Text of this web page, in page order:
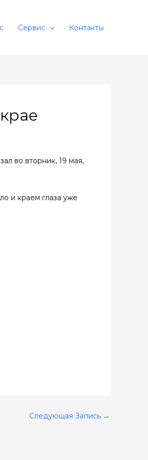
Сервис Контакты
во вторник, 19 мая,
и краем глаза уже
Следующая Запись →